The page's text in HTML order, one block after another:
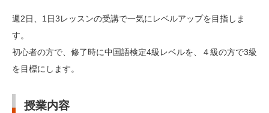
週2日、1日3レッスンの受講で一気にレベルアップを目指しま
す。
初心者の方で、修了時に中国語検定4級レベルを、４級の方で3級
を目標にします。
授業内容